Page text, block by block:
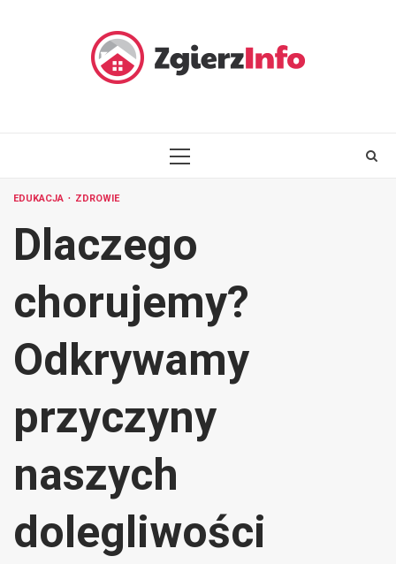
PRIMARY
EDUKACJA ZDROWIE
Dlaczego
chorujemy?
Odkrywamy
przyczyny
naszych
dolegliwości